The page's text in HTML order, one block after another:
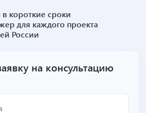
короткие сроки
для каждого проекта
России
на консультацию